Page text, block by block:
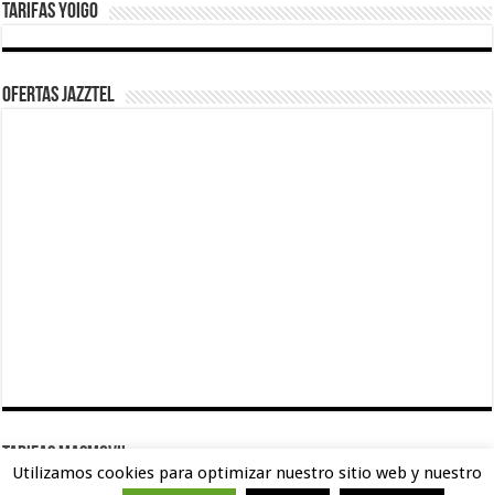
Tarifas Yoigo
Ofertas Jazztel
TARIFAS MASMOVIL
Utilizamos cookies para optimizar nuestro sitio web y nuestro